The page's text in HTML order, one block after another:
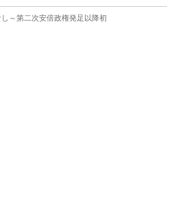
～第二次安倍政権発足以降初